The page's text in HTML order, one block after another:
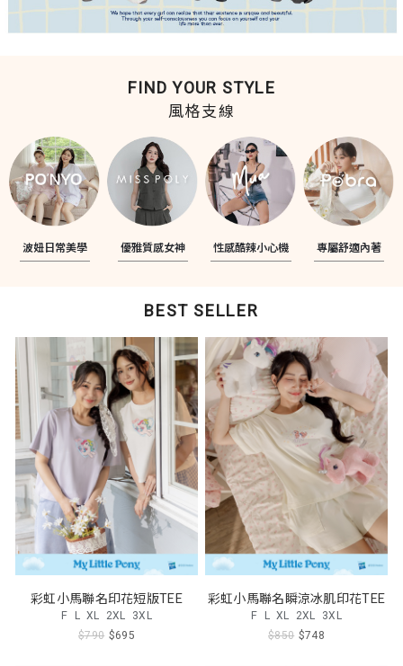
FIND YOUR STYLE
風格支線
波妞日常美學 優雅質感女神 性感酷辣小心機 專屬舒適內著
BEST SELLER
彩虹小馬聯名印花短版TEE
F L XL 2XL 3XL
$790 $695
彩虹小馬聯名瞬涼冰肌印花TEE
F L XL 2XL 3XL
$850 $748